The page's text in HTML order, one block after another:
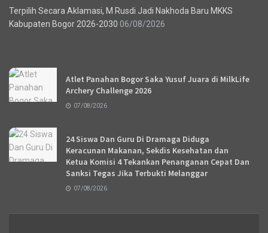
Terpilih Secara Aklamasi, M Rusdi Jadi Nakhoda Baru MKKS
Kabupaten Bogor 2026-2030 06/08/2026
Atlet Panahan Bogor Saka Yusuf Juara di MilkLife
Archery Challenge 2026
07/08/2026
24 Siswa Dan Guru Di Dramaga Diduga
Keracunan Makanan, Sekdis Kesehatan dan
Ketua Komisi 4 Tekankan Penanganan Cepat Dan
Sanksi Tegas Jika Terbukti Melanggar
07/08/2026